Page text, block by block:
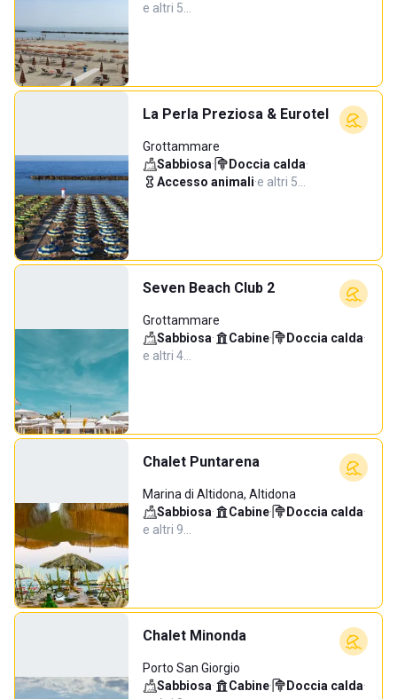
e altri 5…
La Perla Preziosa & Eurotel
Grottammare
Sabbiosa· Doccia calda·
Accesso animali·e altri 5…
Seven Beach Club 2
Grottammare
Sabbiosa· Cabine· Doccia calda·
e altri 4…
Chalet Puntarena
Marina di Altidona, Altidona
Sabbiosa· Cabine· Doccia calda·
e altri 9…
Chalet Minonda
Porto San Giorgio
Sabbiosa· Cabine· Doccia calda·